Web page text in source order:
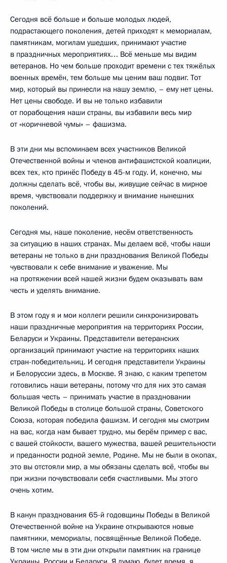
Сегодня всё больше и больше молодых людей,
подрастающего поколения, детей приходят к мемориалам,
памятникам, могилам ушедших, принимают участие
в праздничных мероприятиях… Всё меньше мы видим
ветеранов. Но чем больше проходит времени с тех тяжёлых
военных времён, тем больше мы ценим ваш подвиг. Тот
мир, который вы принесли на нашу землю, – ему нет цены.
Нет цены свободе. И вы не только избавили
от порабощения наши страны, вы избавили весь мир
от «коричневой чумы» – фашизма.
В эти дни мы вспоминаем всех участников Великой
Отечественной войны и членов антифашистской коалиции,
всех тех, кто принёс Победу в 45-м году. И, конечно, мы
должны сделать всё, чтобы вы, живущие сейчас в мирное
время, чувствовали поддержку и внимание нынешних
поколений.
Сегодня мы, наше поколение, несём ответственность
за ситуацию в наших странах. Мы делаем всё, чтобы наши
ветераны не только в дни празднования Великой Победы
чувствовали к себе внимание и уважение. Мы
на протяжении всей нашей жизни будем оказывать вам
честь и уделять внимание.
В этом году я и мои коллеги решили синхронизировать
наши праздничные мероприятия на территориях России,
Беларуси и Украины. Представители ветеранских
организаций принимают участие на территориях наших
стран-победительниц. И сегодня представители Украины
и Белоруссии здесь, в Москве. Я знаю, с каким трепетом
готовились наши ветераны, потому что для них это самая
большая честь – принимать участие в праздновании
Великой Победы в столице большой страны, Советского
Союза, которая победила фашизм. И сегодня мы смотрим
на вас, когда нам бывает трудно, мы берём пример с вас,
с вашей стойкости, вашего мужества, вашей решительности
и преданности родной земле, Родине. Мы не были в окопах,
это вы отстояли мир, а мы обязаны сделать всё, чтобы вы
при жизни почувствовали себя счастливыми. Мы этого
очень хотим.
В канун празднования 65-й годовщины Победы в Великой
Отечественной войне на Украине открываются новые
памятники, мемориалы, посвящённые Великой Победе.
В том числе мы в эти дни открыли памятник на границе